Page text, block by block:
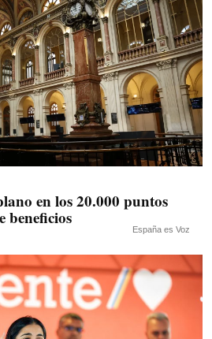
en los 20.000 puntos
beneficios
España es Voz